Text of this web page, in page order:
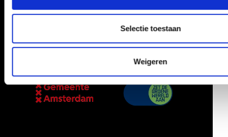
Selectie toestaan
Weigeren
Powered by